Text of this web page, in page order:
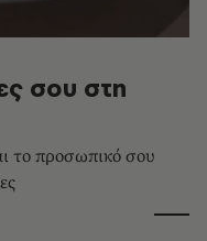
σου στη
το προσωπικό σου